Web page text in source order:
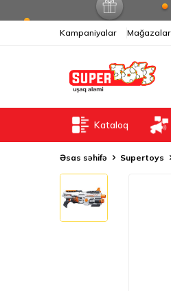
Kampaniyalar Mağazalar
Kataloq
Əsas səhifə Supertoys